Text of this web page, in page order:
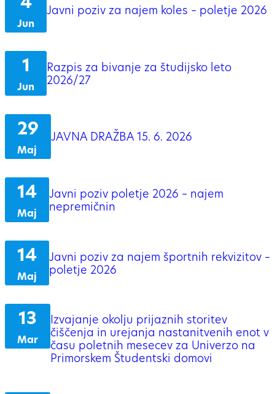
Jun
Javni poziv za najem koles – poletje 2026
1
Jun
Razpis za bivanje za študijsko leto
2026/27
29
Maj
JAVNA DRAŽBA 15. 6. 2026
14
Maj
Javni poziv poletje 2026 – najem
nepremičnin
14
Maj
Javni poziv za najem športnih rekvizitov –
poletje 2026
13
Mar
Izvajanje okolju prijaznih storitev
čiščenja in urejanja nastanitvenih enot v
času poletnih mesecev za Univerzo na
Primorskem Študentski domovi